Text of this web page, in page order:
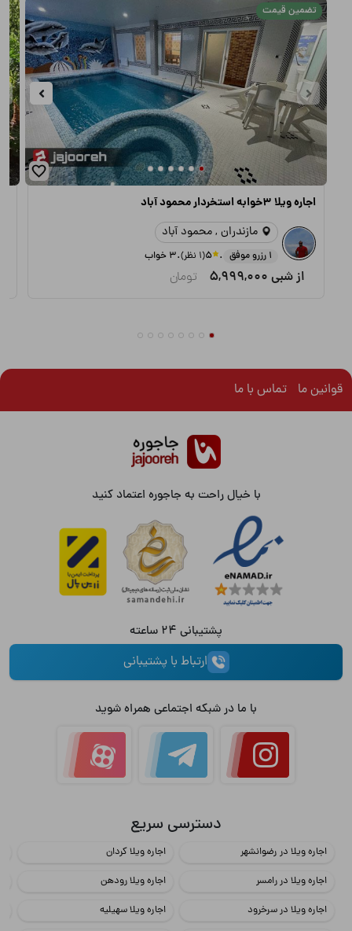
تضمین قیمت
اجاره ویلا 3خوابه استخردار محمود آباد
مازندران , محمود آباد
1 رزرو موفق .
5(1 نظر) .3 خواب
از شبی 5,999,000 تومان
قوانین ما تماس با ما
دسترسی سریع
اجاره ویلا در رضوانشهر
اجاره ویلا در رامسر
اجاره ویلا در سرخرود
اجاره ویلا کردان
اجاره ویلا رودهن
اجاره ویلا سهیلیه
با ما در شبکه اجتماعی همراه شوید
با خیال راحت به جاجوره اعتماد کنید
پشتیبانی 24 ساعته
ارتباط با پشتیبانی